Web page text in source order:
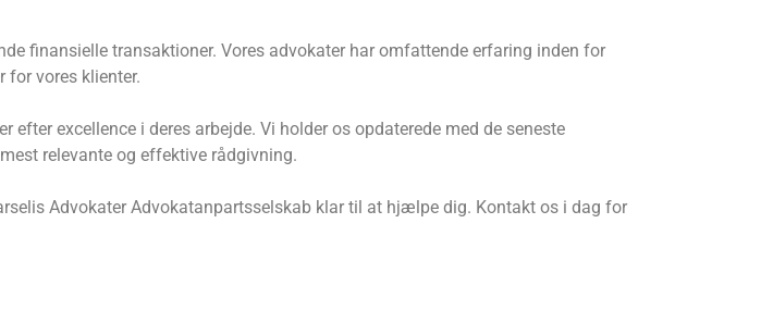
finansielle transaktioner. Vores advokater har omfattende erfaring inden for
for vores klienter.
excellence i deres arbejde. Vi holder os opdaterede med de seneste
relevante og effektive rådgivning.
Advokater Advokatanpartsselskab klar til at hjælpe dig. Kontakt os i dag for